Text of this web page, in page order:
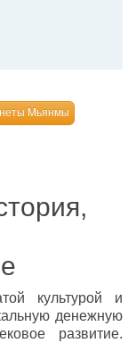
Мьянмы
культурой и
денежную
развитие.